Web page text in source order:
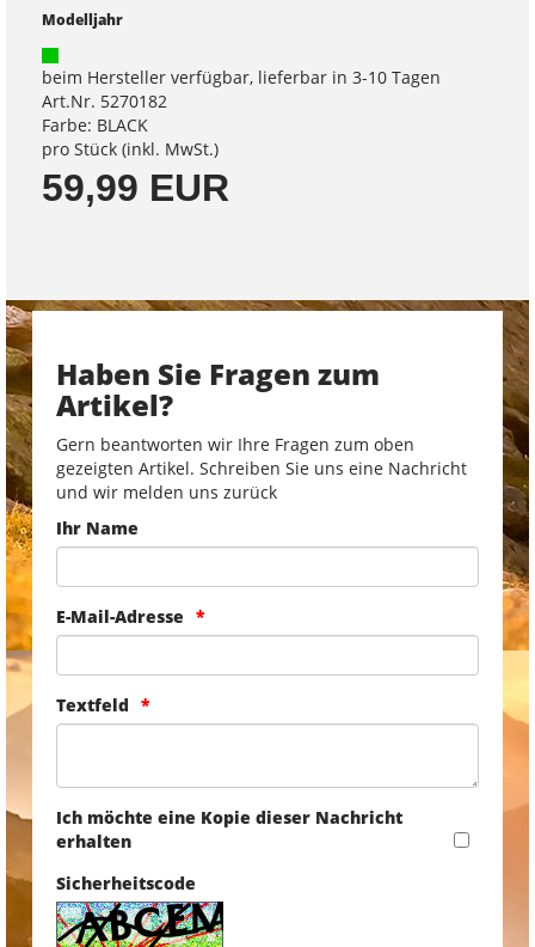
Modelljahr
beim Hersteller verfügbar, lieferbar in 3-10 Tagen
Art.Nr. 5270182
Farbe: BLACK
pro Stück (inkl. MwSt.)
59,99 EUR
Haben Sie Fragen zum
Artikel?
Gern beantworten wir Ihre Fragen zum oben
gezeigten Artikel. Schreiben Sie uns eine Nachricht
und wir melden uns zurück
Ihr Name
E-Mail-Adresse
Textfeld
Ich möchte eine Kopie dieser Nachricht
erhalten
Sicherheitscode